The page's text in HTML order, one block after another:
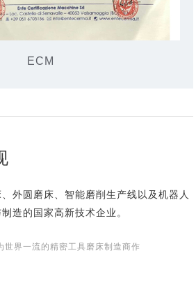
ECM
外圆磨床、智能磨削生产线以及机器人
造的国家高新技术企业。
世界一流的精密工具磨床制造商作